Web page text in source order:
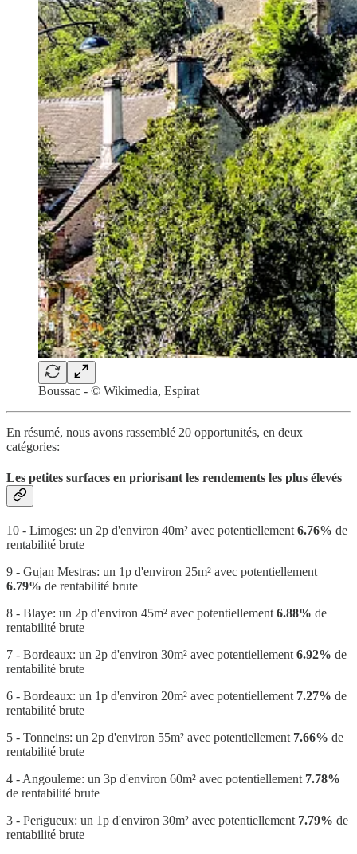
Boussac - © Wikimedia, Espirat
En résumé, nous avons rassemblé 20 opportunités, en deux
catégories:
Les petites surfaces en priorisant les rendements les plus élevés
10 - Limoges: un 2p d'environ 40m² avec potentiellement 6.76% de
rentabilité brute
9 - Gujan Mestras: un 1p d'environ 25m² avec potentiellement
6.79% de rentabilité brute
8 - Blaye: un 2p d'environ 45m² avec potentiellement 6.88% de
rentabilité brute
7 - Bordeaux: un 2p d'environ 30m² avec potentiellement 6.92% de
rentabilité brute
6 - Bordeaux: un 1p d'environ 20m² avec potentiellement 7.27% de
rentabilité brute
5 - Tonneins: un 2p d'environ 55m² avec potentiellement 7.66% de
rentabilité brute
4 - Angouleme: un 3p d'environ 60m² avec potentiellement 7.78%
de rentabilité brute
3 - Perigueux: un 1p d'environ 30m² avec potentiellement 7.79% de
rentabilité brute